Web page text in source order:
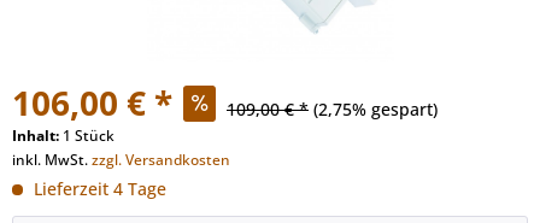
106,00 € * 109,00 € * (2,75% gespart)
Inhalt: 1 Stück
inkl. MwSt.zzgl. Versandkosten
Lieferzeit 4 Tage